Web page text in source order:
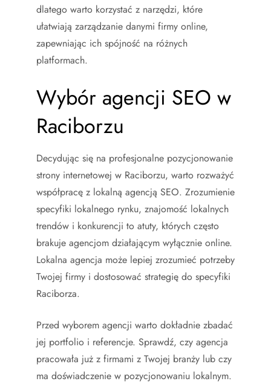
dlatego warto korzystać z narzędzi, które
ułatwiają zarządzanie danymi firmy online,
zapewniając ich spójność na różnych
platformach.
Wybór agencji SEO w
Raciborzu
Decydując się na profesjonalne pozycjonowanie
strony internetowej w Raciborzu, warto rozważyć
współpracę z lokalną agencją SEO. Zrozumienie
specyfiki lokalnego rynku, znajomość lokalnych
trendów i konkurencji to atuty, których często
brakuje agencjom działającym wyłącznie online.
Lokalna agencja może lepiej zrozumieć potrzeby
Twojej firmy i dostosować strategię do specyfiki
Raciborza.
Przed wyborem agencji warto dokładnie zbadać
jej portfolio i referencje. Sprawdź, czy agencja
pracowała już z firmami z Twojej branży lub czy
ma doświadczenie w pozycjonowaniu lokalnym.